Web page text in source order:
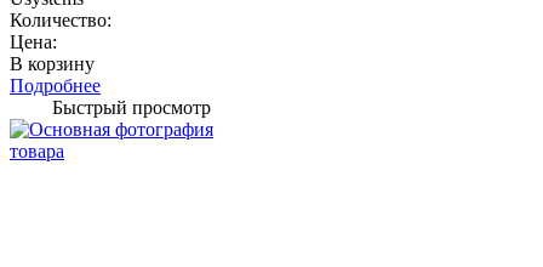
Количество:
Цена:
В корзину
Подробнее
Быстрый просмотр